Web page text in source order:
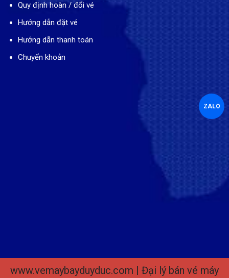
Quy định hoàn / đổi vé
Hướng dẫn đặt vé
Hướng dẫn thanh toán
Chuyển khoản
ZALO
www.vemaybayduyduc.com | Đại lý bán vé máy